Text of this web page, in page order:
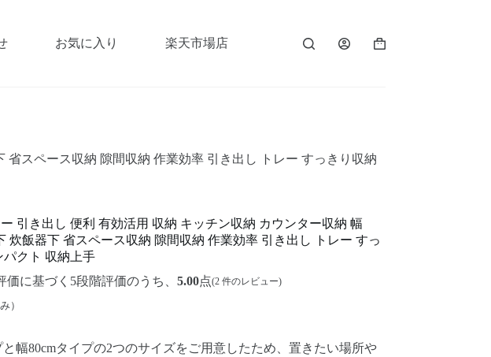
お気に入り 楽天市場店
スペース収納 隙間収納 作業効率 引き出し トレー すっきり収納
引き出し 便利 有効活用 収納 キッチン収納 カウンター収納 幅
炊飯器下 省スペース収納 隙間収納 作業効率 引き出し トレー すっ
パクト 収納上手
価に基づく5段階評価のうち、 5.00点(2件のレビュー)
）
と幅80cmタイプの2つのサイズをご用意したため、置きたい場所や